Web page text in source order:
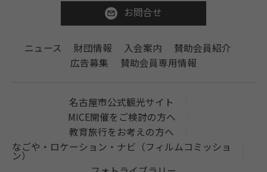
お問合せ
ニュース 財団情報 入会案内
賛助会員紹介
広告募集
賛助会員専用情報
名古屋市公式観光サイト
MICE開催をご検討の方へ
教育旅行をお考えの方へ
なごや・ロケーション・ナビ（フィルムコミッショ
ン）